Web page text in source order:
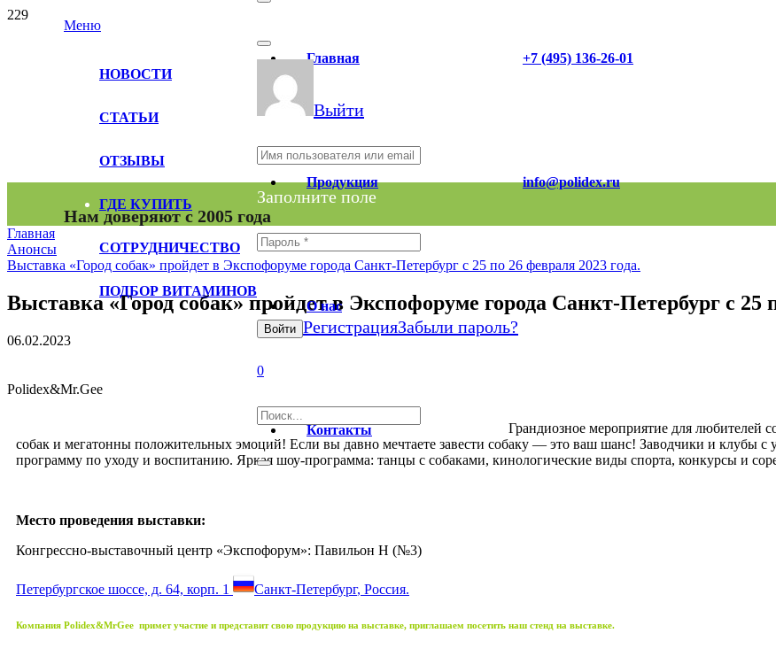
Меню
Нам доверяют с 2005 года
Главная
Продукция
О нас
Контакты
+7 (495) 136-26-01
info@polidex.ru
НОВОСТИ
СТАТЬИ
ОТЗЫВЫ
ГДЕ КУПИТЬ
СОТРУДНИЧЕСТВО
ПОДБОР ВИТАМИНОВ
Выйти
Заполните поле
Войти РегистрацияЗабыли пароль?
0
Главная
Анонсы
Выставка «Город собак» пройдет в Экспофоруме города Санкт-Петербург с 25 по 26 февраля 2023 года.
Выставка «Город собак» пройдет в Экспофоруме города Санкт-Петербург с 25
06.02.2023
Polidex&Mr.Gee
Грандиозное мероприятие для любителей
собак и мегатонны положительных эмоций! Если вы давно мечтаете завести собаку — это ваш шанс! Заводчики и клубы с
программу по уходу и воспитанию. Яркая шоу-программа: танцы с собаками, кинологические виды спорта, конкурсы и
Место проведения выставки:
Конгрессно-выставочный центр «Экспофорум»: Павильон H (№3)
Петербургское шоссе, д. 64, корп. 1 Санкт-Петербург, Россия.
Компания Polidex&MrGee примет участие и представит свою продукцию на выставке, приглашаем посетить наш стенд на выставке.